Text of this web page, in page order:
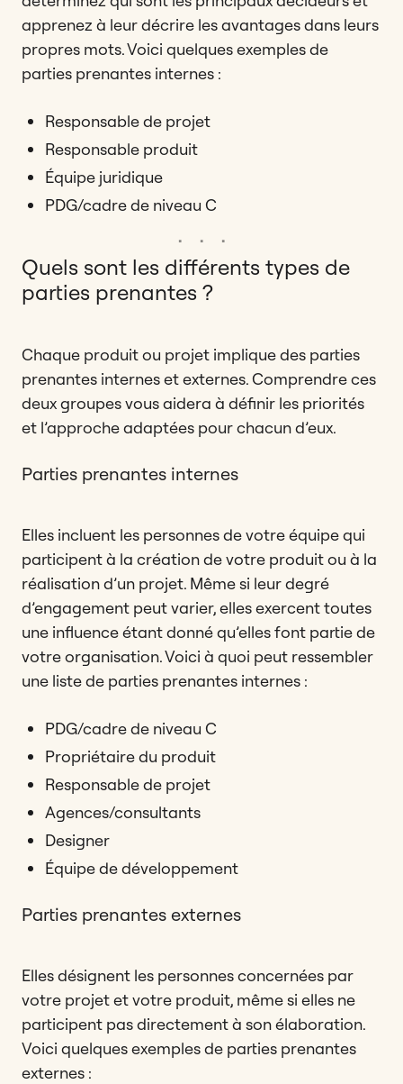
apprenez à leur décrire les avantages dans leurs
propres mots. Voici quelques exemples de
parties prenantes internes :
Responsable de projet
Responsable produit
Équipe juridique
PDG/cadre de niveau C
Quels sont les différents types de
parties prenantes ?
Chaque produit ou projet implique des parties
prenantes internes et externes. Comprendre ces
deux groupes vous aidera à définir les priorités
et l’approche adaptées pour chacun d’eux.
Parties prenantes internes
Elles incluent les personnes de votre équipe qui
participent à la création de votre produit ou à la
réalisation d’un projet. Même si leur degré
d’engagement peut varier, elles exercent toutes
une influence étant donné qu’elles font partie de
votre organisation. Voici à quoi peut ressembler
une liste de parties prenantes internes :
PDG/cadre de niveau C
Propriétaire du produit
Responsable de projet
Agences/consultants
Designer
Équipe de développement
Parties prenantes externes
Elles désignent les personnes concernées par
votre projet et votre produit, même si elles ne
participent pas directement à son élaboration.
Voici quelques exemples de parties prenantes
externes :